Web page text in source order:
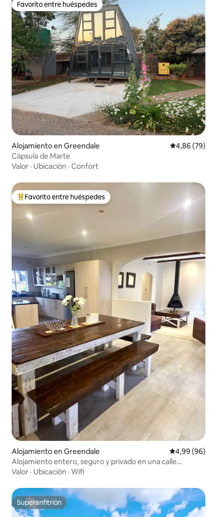
Favorito entre huéspedes
Favorito entre huéspedes
Alojamiento en Greendale Calificación
4,86 (79)
Cápsula de Marte
Valor · Ubicación · Confort
Favorito entre los huéspedes más destacados
Favorito entre huéspedes
Alojamiento en Greendale Calificación
4,99 (96)
Alojamiento entero, seguro y privado en una calle
tranquila
Valor · Ubicación · Wifi
Superanfitrión
Superanfitrión